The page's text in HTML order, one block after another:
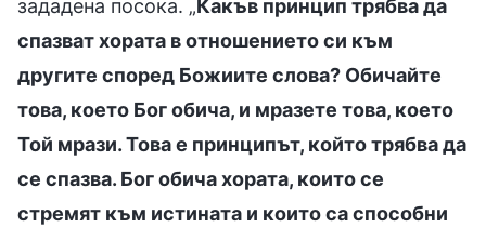
зададена посока. „ Какъв принцип трябва да
спазват хората в отношението си към
другите според Божиите слова? Обичайте
това, което Бог обича, и мразете това, което
Той мрази. Това е принципът, който трябва да
се спазва. Бог обича хората, които се
стремят към истината и които са способни